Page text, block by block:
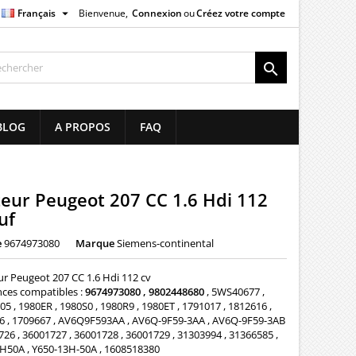
Bienvenue, ConnexionouCréez votre compte
Français 

A PROPOS FAQ
Peugeot 207 CC 1.6 Hdi 112
9674973080 MarqueSiemens-continental
Peugeot 207 CC 1.6 Hdi 112 cv
compatibles :9674973080 , 9802448680, 5WS40677 ,
, 1980ER , 1980S0 , 1980R9 , 1980ET , 1791017 , 1812616 ,
, 1709667 , AV6Q9F593AA , AV6Q-9F59-3AA , AV6Q-9F59-3AB
, 36001727 , 36001728 , 36001729 , 31303994 , 31366585 ,
, Y650-13H-50A , 1608518380
×
list
×
×